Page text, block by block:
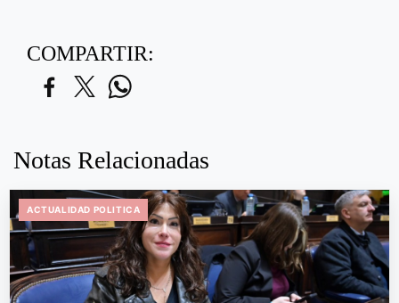
COMPARTIR:
Notas Relacionadas
ACTUALIDAD POLITICA